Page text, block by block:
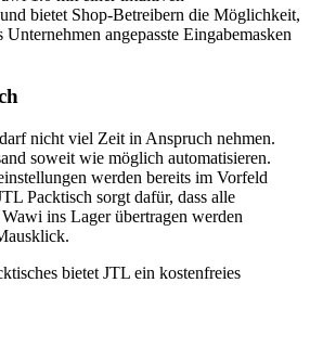
bietet Shop-Betreibern die Möglichkeit,
angepasste Eingabemasken
nicht viel Zeit in Anspruch nehmen.
soweit wie möglich automatisieren.
werden bereits im Vorfeld
Packtisch sorgt dafür, dass alle
ins Lager übertragen werden
bietet JTL ein kostenfreies